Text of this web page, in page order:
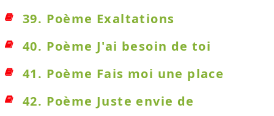
39. Poème Exaltations
40. Poème J'ai besoin de toi
41. Poème Fais moi une place
42. Poème Juste envie de